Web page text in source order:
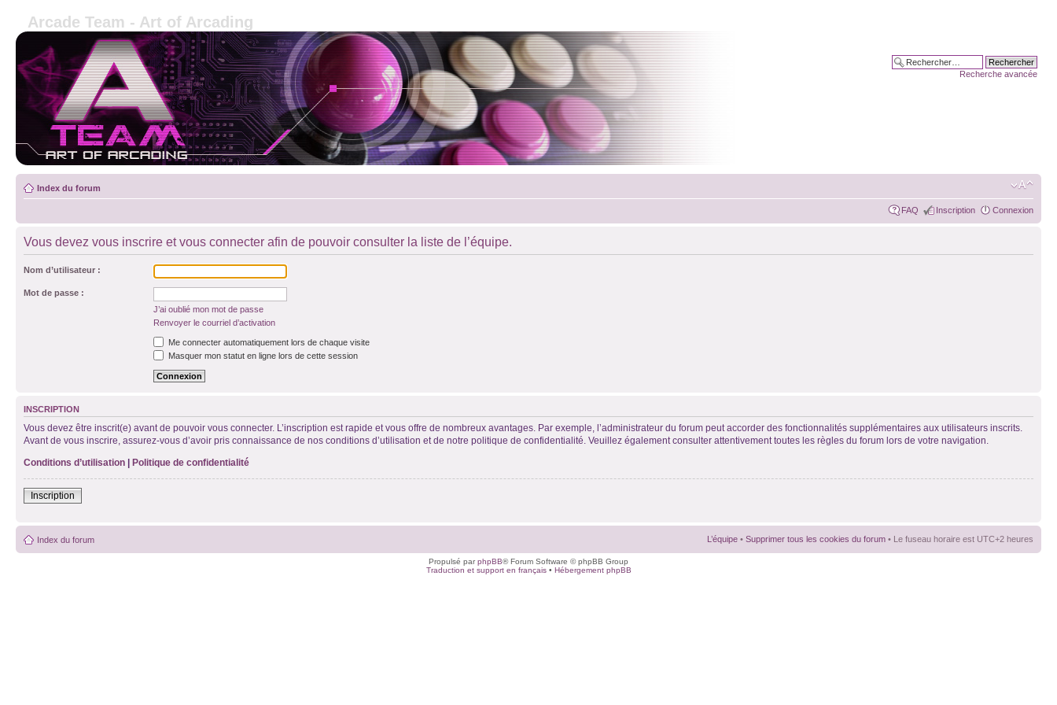
Arcade Team - Art of Arcading
Recherche avancée
Index du forum
FAQ Inscription Connexion
Vous devez vous inscrire et vous connecter afin de pouvoir consulter la liste de l’équipe.
Nom d’utilisateur :
Mot de passe :
J’ai oublié mon mot de passe
Renvoyer le courriel d’activation
Me connecter automatiquement lors de chaque visite
Masquer mon statut en ligne lors de cette session
INSCRIPTION
Vous devez être inscrit(e) avant de pouvoir vous connecter. L’inscription est rapide et vous offre de nombreux avantages. Par exemple, l’administrateur du forum peut accorder des fonctionnalités supplémentaires aux utilisateurs inscrits.
Avant de vous inscrire, assurez-vous d’avoir pris connaissance de nos conditions d’utilisation et de notre politique de confidentialité. Veuillez également consulter attentivement toutes les règles du forum lors de votre navigation.
Conditions d’utilisation | Politique de confidentialité
Inscription
Index du forum L’équipe • Supprimer tous les cookies du forum • Le fuseau horaire est UTC+2 heures
Propulsé parphpBB® Forum Software © phpBB Group
Traduction et support en français• Hébergement phpBB